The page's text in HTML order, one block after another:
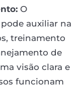
O
auxiliar na
treinamento
de
visão clara e
funcionam